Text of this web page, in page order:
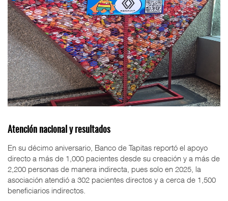
Atención nacional y resultados
En su décimo aniversario, Banco de Tapitas reportó el apoyo
directo a más de 1,000 pacientes desde su creación y a más de
2,200 personas de manera indirecta, pues solo en 2025, la
asociación atendió a 302 pacientes directos y a cerca de 1,500
beneficiarios indirectos.